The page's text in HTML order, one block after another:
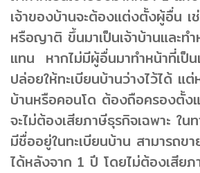
เจ้าของบ้านจะต้องแต่งตั้งผู้อื่น
หรือญาติ ขึ้นมาเป็นเจ้าบ้านและท
แทน หากไม่มีผู้อื่นมาทำหน้าที่เป็น
ปล่อยให้ทะเบียนบ้านว่างไว้ได้ แ
บ้านหรือคอนโด ต้องถือครองตั้
จะไม่ต้องเสียภาษีธุรกิจเฉพาะ ใน
มีชื่ออยู่ในทะเบียนบ้าน สามารถข
ได้หลังจาก 1 ปี โดยไม่ต้องเสียภ